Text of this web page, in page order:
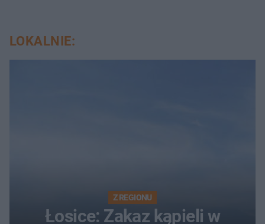
LOKALNIE:
Z REGIONU
Łosice: Zakaz kąpieli w